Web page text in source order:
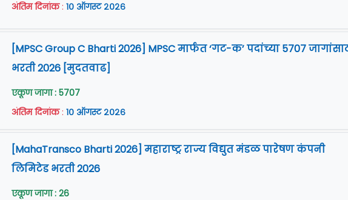
अंतिम दिनांक: १० ऑगस्ट २०२६
[MPSC Group C Bharti 2026] MPSC मार्फत ‘गट-क’ पदांच्या 5707
भरती 2026 [मुदतवाढ]
एकूण जागा : 5707
अंतिम दिनांक: १० ऑगस्ट २०२६
[MahaTransco Bharti 2026] महाराष्ट्र राज्य विद्युत मंडळ पारेषण कंपनी
लिमिटेड भरती 2026
एकूण जागा : 26